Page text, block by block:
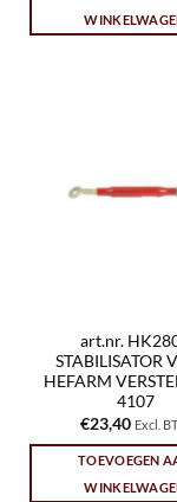
art.nr.
STABILISATOR
HEFARM
4107
€23,40 Excl.
TOEVOEGEN